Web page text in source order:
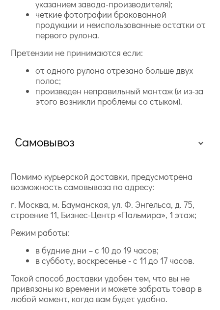
указанием завода-производителя);
четкие фотографии бракованной
продукции и неиспользованные остатки от
первого рулона.
Претензии не принимаются если:
от одного рулона отрезано больше двух
полос;
произведен неправильный монтаж (и из-за
этого возникли проблемы со стыком).
Самовывоз
Помимо курьерской доставки, предусмотрена
возможность самовывоза по адресу:
г. Москва, м. Бауманская, ул. Ф. Энгельса, д. 75,
строение 11, Бизнес-Центр «Пальмира», 1 этаж;
Режим работы:
в будние дни – с 10 до 19 часов;
в субботу, воскресенье - с 11 до 17 часов.
Такой способ доставки удобен тем, что вы не
привязаны ко времени и можете забрать товар в
любой момент, когда вам будет удобно.